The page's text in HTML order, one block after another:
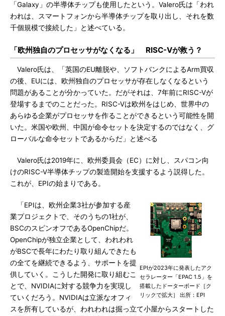
「Galaxy」の半導体チップも使用したという。Valero氏は「われ
われは、スマートフォンから半導体チップを取り出し、それを数
千個規模で接続した」と述べている。
「欧州独自のプロセッサがなくなる」 RISC-Vが救う？
Valero氏は、「英国のEU離脱や、ソフトバンクによるArm買収
の後、EUには、欧州独自のプロセッサが存在しなくなるという
問題があることが分かっていた。だがそれは、7年前にRISC-Vが
登場するまでのことだった。RISC-Vは欧州をはじめ、世界中の
あらゆる企業がプロセッサを作ることができるという可能性を開
いた。米国や欧州、中国が命令セットを決定するのではなく、グ
ローバルな命令セットであるからだ」と述べる
Valero氏は2019年に、欧州委員会（EC）に対し、スパコン向
けのRISC-V半導体チップの製造開始を支援するよう説得した。
これが、EPIの始まりである。
EPIが2023年に発表したアク
セラレーター「EPAC 1.5」を
搭載したドーターボード［ク
リックで拡大］ 出所：EPI
「EPIは、欧州企業3社が参加する産
業プロジェクトで、そのうちの1社が、
BSCのスピンオフであるOpenChipだ。
OpenChipが独立企業として、われわれ
がBSCで長年にわたり取り組んできたも
の全てを継続できるよう、サポートを提
供していく。こうした開発に取り組むこ
とで、NVIDIAに対する競争力を実現し
ていくだろう。NVIDIAは立派なオフィ
スを所有しているが、われわれは掘っ立て小屋からスタートした